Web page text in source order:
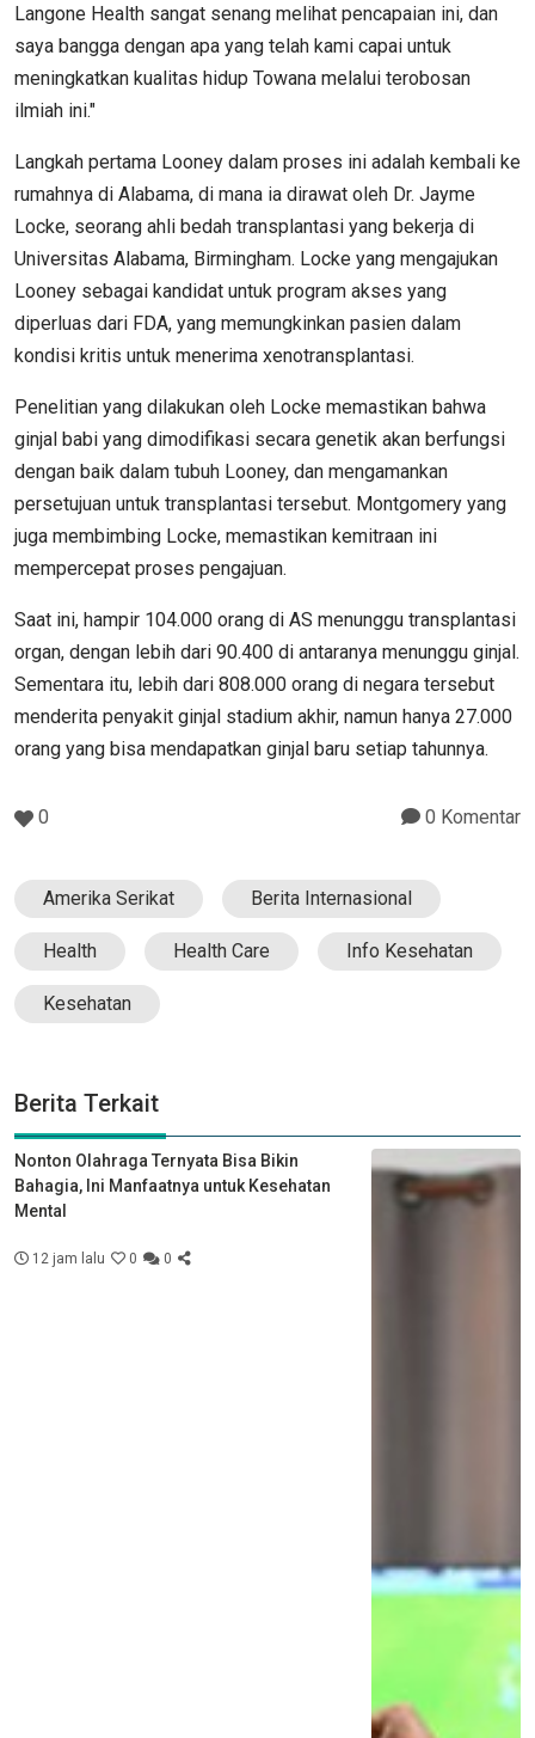
Langone Health sangat senang melihat pencapaian ini, dan
saya bangga dengan apa yang telah kami capai untuk
meningkatkan kualitas hidup Towana melalui terobosan
ilmiah ini."
Langkah pertama Looney dalam proses ini adalah kembali ke
rumahnya di Alabama, di mana ia dirawat oleh Dr. Jayme
Locke, seorang ahli bedah transplantasi yang bekerja di
Universitas Alabama, Birmingham. Locke yang mengajukan
Looney sebagai kandidat untuk program akses yang
diperluas dari FDA, yang memungkinkan pasien dalam
kondisi kritis untuk menerima xenotransplantasi.
Penelitian yang dilakukan oleh Locke memastikan bahwa
ginjal babi yang dimodifikasi secara genetik akan berfungsi
dengan baik dalam tubuh Looney, dan mengamankan
persetujuan untuk transplantasi tersebut. Montgomery yang
juga membimbing Locke, memastikan kemitraan ini
mempercepat proses pengajuan.
Saat ini, hampir 104.000 orang di AS menunggu transplantasi
organ, dengan lebih dari 90.400 di antaranya menunggu ginjal.
Sementara itu, lebih dari 808.000 orang di negara tersebut
menderita penyakit ginjal stadium akhir, namun hanya 27.000
orang yang bisa mendapatkan ginjal baru setiap tahunnya.
0 0 Komentar
Amerika Serikat Berita Internasional
Health Health Care Info Kesehatan
Kesehatan
Berita Terkait
Nonton Olahraga Ternyata Bisa Bikin
Bahagia, Ini Manfaatnya untuk Kesehatan
Mental
12 jam lalu 0 0